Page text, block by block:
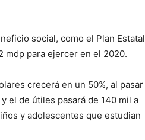
social, como el Plan Estatal
mdp para ejercer en el 2020.
crecerá en un 50%, al pasar
el de útiles pasará de 140 mil a
y adolescentes que estudian